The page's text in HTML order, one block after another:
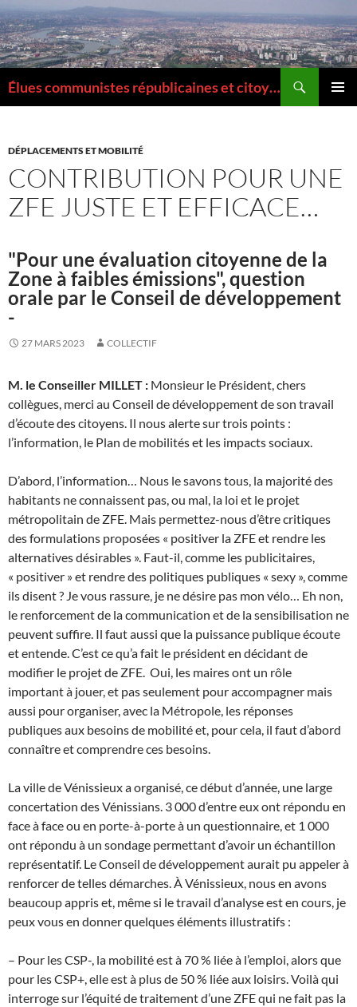
Aller
au
contenu
Élues communistes républicaines et citoyennes de la Métropole de Lyon
DÉPLACEMENTS ET MOBILITÉ
CONTRIBUTION POUR UNE
ZFE JUSTE ET EFFICACE…
"Pour une évaluation citoyenne de la
Zone à faibles émissions", question
orale par le Conseil de développement
-
27 MARS 2023 COLLECTIF
M. le Conseiller MILLET : Monsieur le Président, chers
collègues, merci au Conseil de développement de son travail
d’écoute des citoyens. Il nous alerte sur trois points :
l’information, le Plan de mobilités et les impacts sociaux.
D’abord, l’information… Nous le savons tous, la majorité des
habitants ne connaissent pas, ou mal, la loi et le projet
métropolitain de ZFE. Mais permettez-nous d’être critiques
des formulations proposées « positiver la ZFE et rendre les
alternatives désirables ». Faut-il, comme les publicitaires,
« positiver » et rendre des politiques publiques « sexy », comme
ils disent ? Je vous rassure, je ne désire pas mon vélo… Eh non,
le renforcement de la communication et de la sensibilisation ne
peuvent suffire. Il faut aussi que la puissance publique écoute
et entende. C’est ce qu’a fait le président en décidant de
modifier le projet de ZFE. Oui, les maires ont un rôle
important à jouer, et pas seulement pour accompagner mais
aussi pour organiser, avec la Métropole, les réponses
publiques aux besoins de mobilité et, pour cela, il faut d’abord
connaître et comprendre ces besoins.
La ville de Vénissieux a organisé, ce début d’année, une large
concertation des Vénissians. 3 000 d’entre eux ont répondu en
face à face ou en porte-à-porte à un questionnaire, et 1 000
ont répondu à un sondage permettant d’avoir un échantillon
représentatif. Le Conseil de développement aurait pu appeler à
renforcer de telles démarches. À Vénissieux, nous en avons
beaucoup appris et, même si le travail d’analyse est en cours, je
peux vous en donner quelques éléments illustratifs :
– Pour les CSP-, la mobilité est à 70 % liée à l’emploi, alors que
pour les CSP+, elle est à plus de 50 % liée aux loisirs. Voilà qui
interroge sur l’équité de traitement d’une ZFE qui ne fait pas la